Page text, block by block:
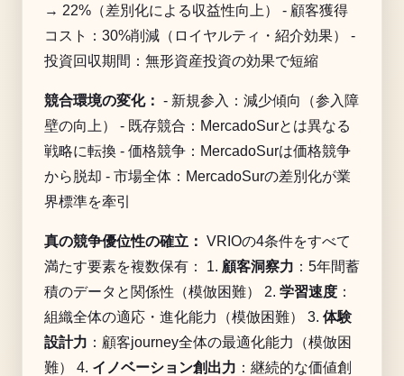
→ 22%（差別化による収益性向上） - 顧客獲得
コスト：30%削減（ロイヤルティ・紹介効果） -
投資回収期間：無形資産投資の効果で短縮
競合環境の変化： - 新規参入：減少傾向（参入障
壁の向上） - 既存競合：MercadoSurとは異なる
戦略に転換 - 価格競争：MercadoSurは価格競争
から脱却 - 市場全体：MercadoSurの差別化が業
界標準を牽引
真の競争優位性の確立： VRIOの4条件をすべて
満たす要素を複数保有： 1. 顧客洞察力 ：5年間蓄
積のデータと関係性（模倣困難） 2. 学習速度 ：
組織全体の適応・進化能力（模倣困難） 3. 体験
設計力 ：顧客journey全体の最適化能力（模倣困
難） 4. イノベーション創出力 ：継続的な価値創